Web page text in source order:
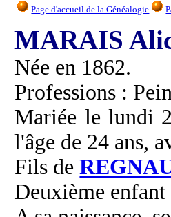
Page d'accueil de la Généalogie
MARAIS
Née en 1862.
Professions :
Mariée le lundi
l'âge de 24 ans,
Fils de
Deuxième enfant